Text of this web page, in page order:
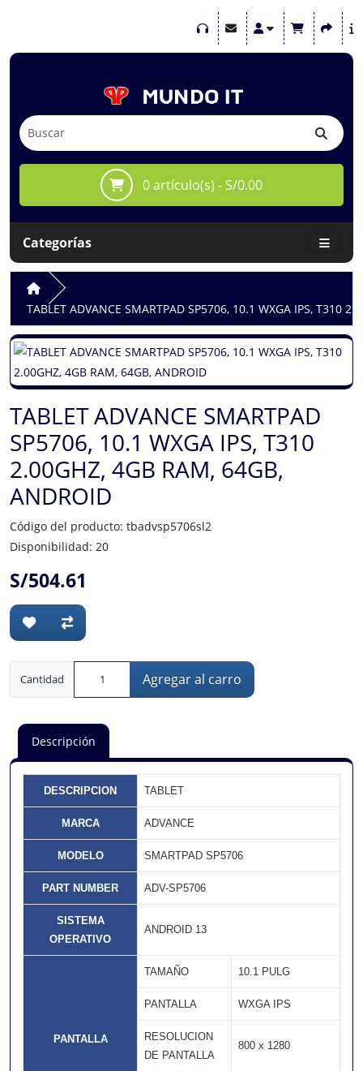
0 artículo(s) - S/0.00
Categorías
TABLET ADVANCE SMARTPAD SP5706, 10.1 WXGA IPS, T310
TABLET ADVANCE SMARTPAD
SP5706, 10.1 WXGA IPS, T310
2.00GHZ, 4GB RAM, 64GB,
ANDROID
Código del producto: tbadvsp5706sl2
Disponibilidad: 20
S/504.61
Cantidad Agregar al carro
Descripción
DESCRIPCION TABLET
MARCA ADVANCE
MODELO SMARTPAD SP5706
PART NUMBER ADV-SP5706
SISTEMA
OPERATIVO
ANDROID 13
PANTALLA
TAMAÑO 10.1 PULG
PANTALLA WXGA IPS
RESOLUCION
DE PANTALLA
800 x 1280